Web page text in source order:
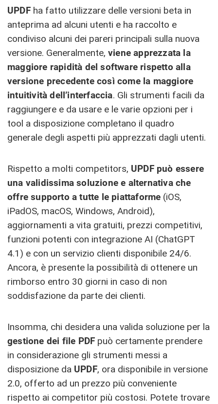
UPDFha fatto utilizzare delle versioni beta in
anteprima ad alcuni utenti e ha raccolto e
condiviso alcuni dei pareri principali sulla nuova
versione. Generalmente, viene apprezzata la
maggiore rapidità del software rispetto alla
versione precedente così come la maggiore
intuitività dell’interfaccia. Gli strumenti facili da
raggiungere e da usare e le varie opzioni per i
tool a disposizione completano il quadro
generale degli aspetti più apprezzati dagli utenti.
Rispetto a molti competitors, UPDF può essere
una validissima soluzione e alternativa che
offre supporto a tutte le piattaforme (iOS,
iPadOS, macOS, Windows, Android),
aggiornamenti a vita gratuiti, prezzi competitivi,
funzioni potenti con integrazione AI (ChatGPT
4.1) e con un servizio clienti disponibile 24/6.
Ancora, è presente la possibilità di ottenere un
rimborso entro 30 giorni in caso di non
soddisfazione da parte dei clienti.
Insomma, chi desidera una valida soluzione per la
gestione dei file PDF può certamente prendere
in considerazione gli strumenti messi a
disposizione da UPDF, ora disponibile in versione
2.0, offerto ad un prezzo più conveniente
rispetto ai competitor più costosi. Potete trovare